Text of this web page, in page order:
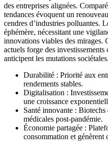
des entreprises alignées.
tendances évoquent un
cendres d’industries polluantes.
éphémère, nécessitant une
innovations viables des mirages.
actuels forge des
anticipent les mutations sociétales.
Durabilité : Priorité aux
rendements stables.
Digitalisation :
une croissance
Santé innovante :
médicales post-pandémie.
Économie partagée :
consommation et génèrent